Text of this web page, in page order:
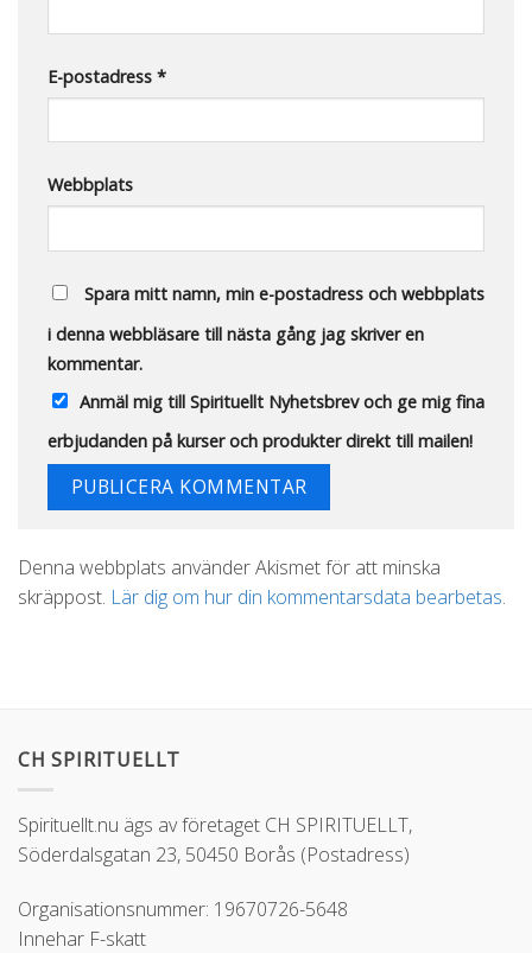
E-postadress *
Webbplats
Spara mitt namn, min e-postadress och webbplats
i denna webbläsare till nästa gång jag skriver en
kommentar.
Anmäl mig till Spirituellt Nyhetsbrev och ge mig fina
erbjudanden på kurser och produkter direkt till mailen!
Denna webbplats använder Akismet för att minska
skräppost. Lär dig om hur din kommentarsdata bearbetas.
CH SPIRITUELLT
Spirituellt.nu ägs av företaget CH SPIRITUELLT,
Söderdalsgatan 23, 50450 Borås (Postadress)
Organisationsnummer: 19670726-5648
Innehar F-skatt